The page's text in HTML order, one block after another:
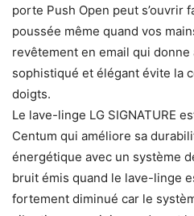
porte Push Open peut s’ouvrir
poussée même quand vos
revêtement en email qui
sophistiqué et élégant évite la
doigts.
Le lave-linge LG SIGNATURE
Centum qui améliore sa
énergétique avec un système
bruit émis quand le lave-linge
fortement diminué car le